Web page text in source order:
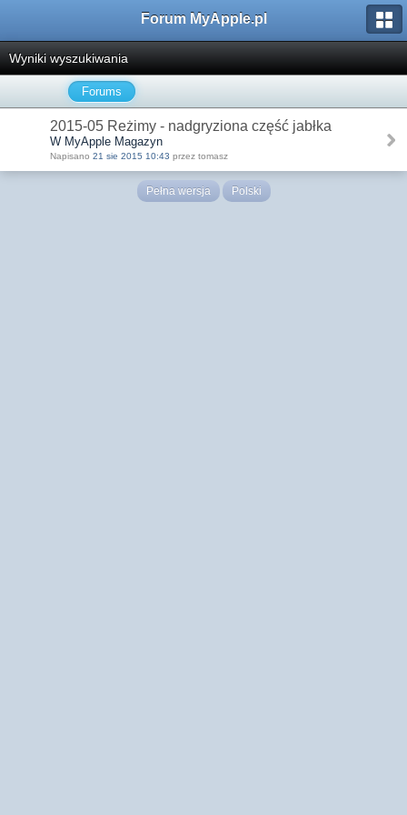
Forum MyApple.pl
Wyniki wyszukiwania
Forums
2015-05 Reżimy - nadgryziona część jabłka
W MyApple Magazyn
Napisano 21 sie 2015 10:43 przez tomasz
Pełna wersja Polski